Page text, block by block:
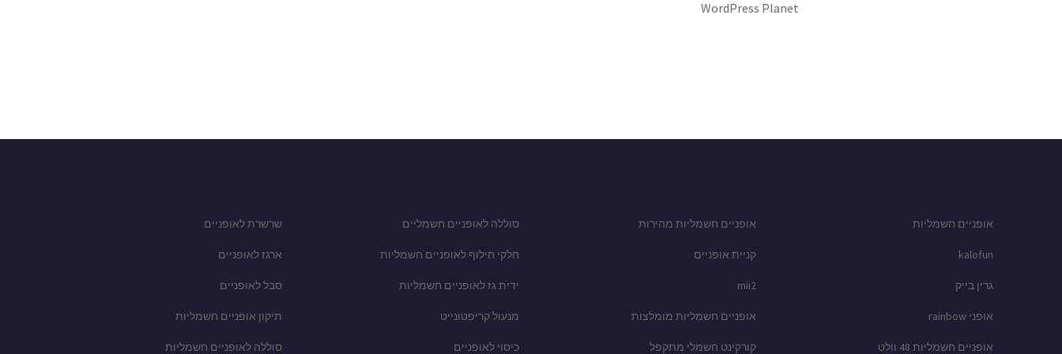
WordPress Planet
אופניים חשמליות
kalofun
גרין בייק
אופני rainbow
אופניים חשמליות 48 וולט
אופניים חשמליות מהירות
קניית אופניים
mii2
אופניים חשמליות מומלצות
קורקינט חשמלי מתקפל
סוללה לאופניים חשמליים
חלקי חילוף לאופניים חשמליות
ידית גז לאופניים חשמליות
מנעול קריפטונייט
כיסוי לאופניים
שרשרת לאופניים
ארגז לאופניים
סבל לאופניים
תיקון אופניים חשמליות
סוללה לאופניים חשמליות